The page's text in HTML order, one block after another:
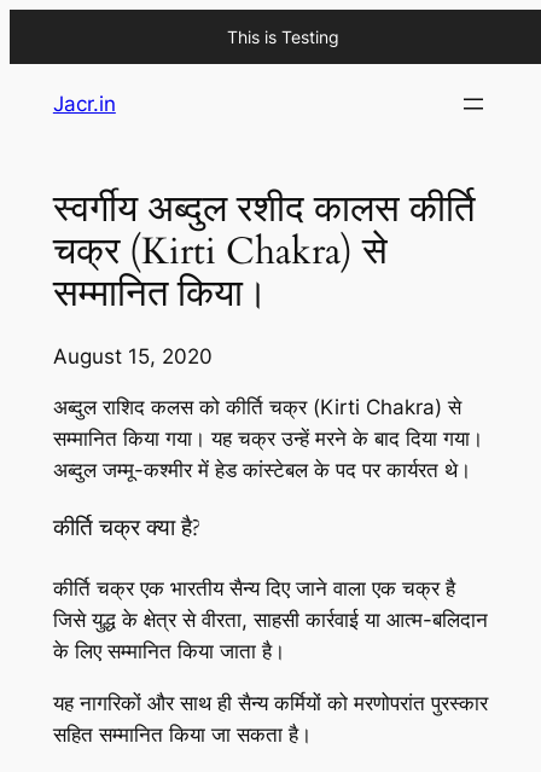
This is Testing
Jacr.in
स्वर्गीय अब्दुल रशीद कालस कीर्ति
चक्र (Kirti Chakra) से
सम्मानित किया।
August 15, 2020
अब्दुल राशिद कलस को कीर्ति चक्र (Kirti Chakra) से
सम्मानित किया गया। यह चक्र उन्हें मरने के बाद दिया गया।
अब्दुल जम्मू-कश्मीर में हेड कांस्टेबल के पद पर कार्यरत थे।
कीर्ति चक्र क्या है?
कीर्ति चक्र एक भारतीय सैन्य दिए जाने वाला एक चक्र है
जिसे युद्ध के क्षेत्र से वीरता, साहसी कार्रवाई या आत्म-बलिदान
के लिए सम्मानित किया जाता है।
यह नागरिकों और साथ ही सैन्य कर्मियों को मरणोपरांत पुरस्कार
सहित सम्मानित किया जा सकता है।